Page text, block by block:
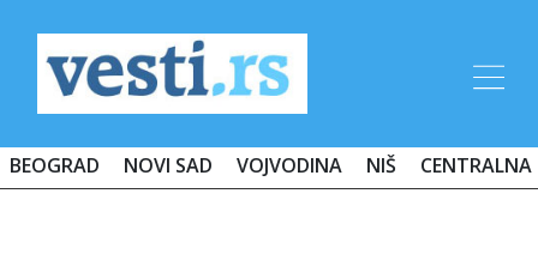
BEOGRAD NOVI SAD VOJVODINA NIŠ CENTRALNA